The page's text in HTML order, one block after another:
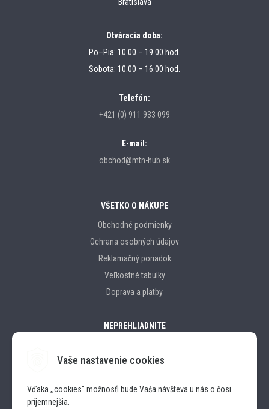
Vaše nastavenie cookies
Vďaka ,,cookies" možnosťi bude Vaša návšteva u nás o čosi
príjemnejšia.
Otváracia doba:
Po–Pia: 10.00 – 19.00 hod.
Sobota: 10.00 – 16.00 hod.
Telefón:
+421 (0) 911 933 099
E-mail:
obchod@mtn-hub.sk
VŠETKO O NÁKUPE
Obchodné podmienky
Ochrana osobných údajov
Reklamačný poriadok
Veľkostné tabulky
Doprava a platby
NEPREHLIADNITE